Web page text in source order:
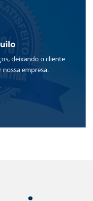
deixando o cliente
empresa.